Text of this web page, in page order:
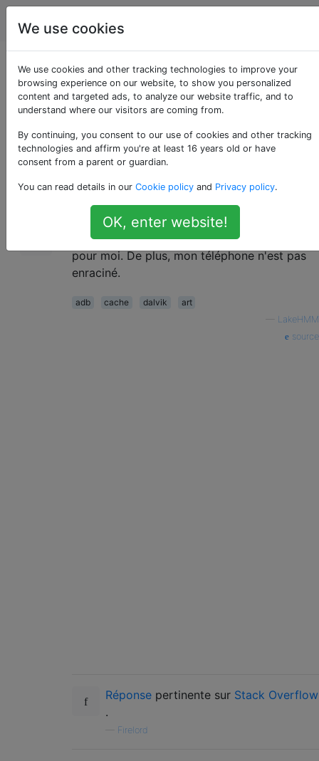
Android
Vider les caches de
la BAD?
13
Comment effacer les caches (application,
possible) via ADB?
Utiliser des applications, récupérer ou le faire
via les paramètres ne sont pas des options
pour moi. De plus, mon téléphone n'est pas
enraciné.
adb cache dalvik
art
LakeHMM
source
Réponse pertinente sur Stack Overflow
.
Firelord
We use cookies
We use cookies and other tracking technologies to improve your
browsing experience on our website, to show you personalized
content and targeted ads, to analyze our website traffic, and to
understand where our visitors are coming from.
By continuing, you consent to our use of cookies and other tracking
technologies and affirm you're at least 16 years old or have
consent from a parent or guardian.
You can read details in our Cookie policy and Privacy policy.
OK, enter website!